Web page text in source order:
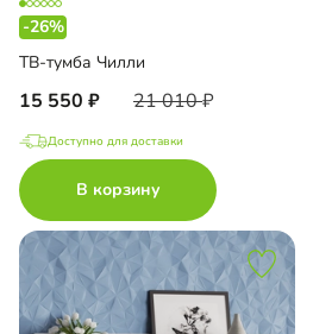
-26%
ТВ-тумба Чилли
15 550 21 010
Доступно для доставки
В корзину